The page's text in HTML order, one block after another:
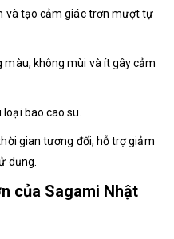
và tạo cảm giác trơn mượt tự
màu, không mùi và ít gây cảm
bao cao su.
gian tương đối, hỗ trợ giảm
dụng.
của Sagami Nhật